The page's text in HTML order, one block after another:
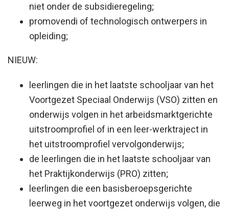
niet onder de subsidieregeling;
promovendi of technologisch ontwerpers in
opleiding;
NIEUW:
leerlingen die in het laatste schooljaar van het
Voortgezet Speciaal Onderwijs (VSO) zitten en
onderwijs volgen in het arbeidsmarktgerichte
uitstroomprofiel of in een leer-werktraject in
het uitstroomprofiel vervolgonderwijs;
de leerlingen die in het laatste schooljaar van
het Praktijkonderwijs (PRO) zitten;
leerlingen die een basisberoepsgerichte
leerweg in het voortgezet onderwijs volgen, die